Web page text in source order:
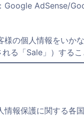
Google AdSense/
様の個人情報をいか
れる「Sale」）するこ
情報保護に関する各